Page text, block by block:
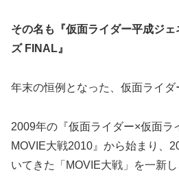
その名も『仮面ライダー平成ジ
ズ FINAL』
年末の恒例となった、仮面ライダ
2009年の『仮面ライダー×仮面ラ
MOVIE大戦2010』から始まり、
いてきた「MOVIE大戦」を一新